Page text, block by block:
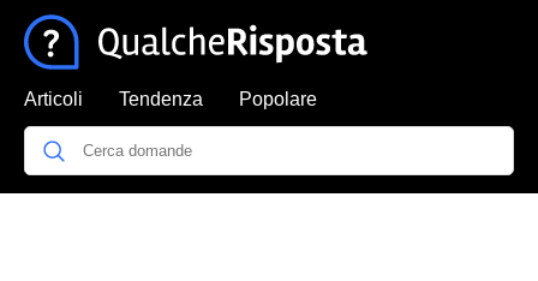
Articoli Tendenza Popolare